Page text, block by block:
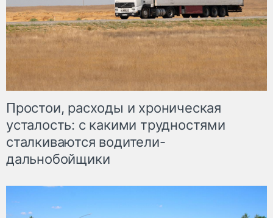
Простои, расходы и хроническая
усталость: с какими трудностями
сталкиваются водители-
дальнобойщики